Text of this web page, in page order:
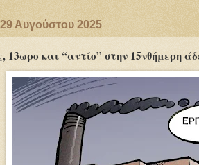
Αυγούστου 2025
13ωρο και “αντίο” στην 15νθήμερη